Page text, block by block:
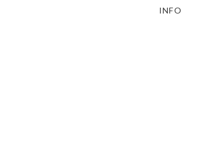
INFO